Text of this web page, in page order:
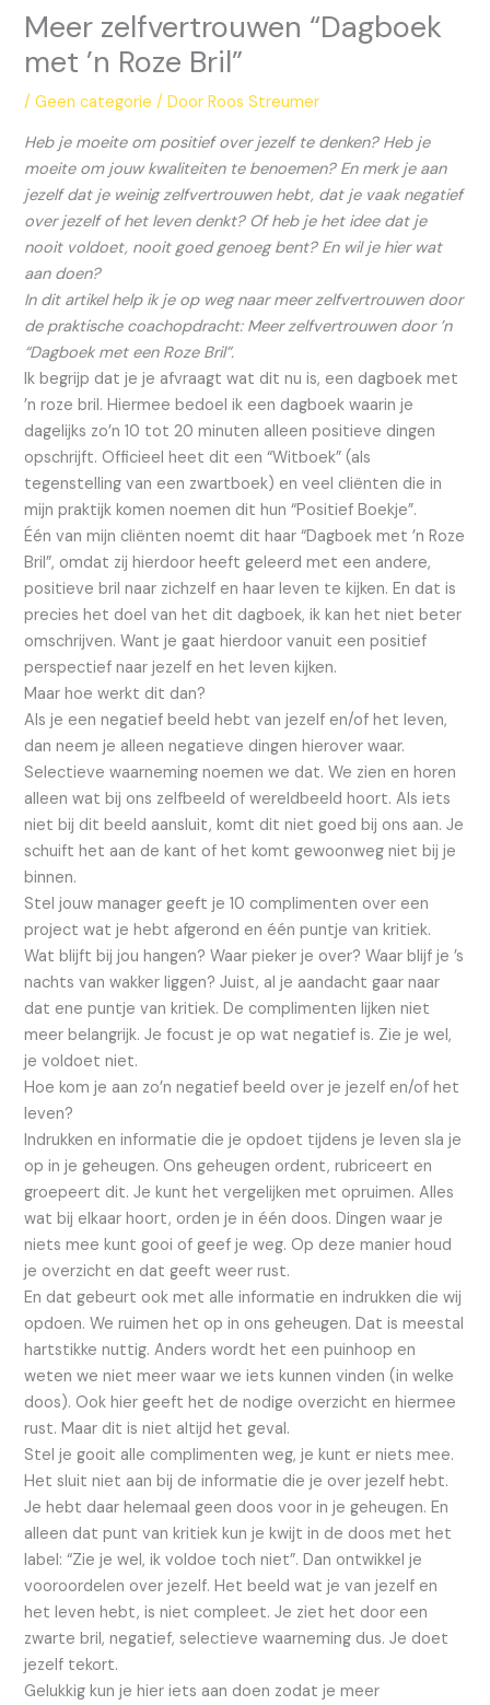
Meer zelfvertrouwen “Dagboek
met ’n Roze Bril”
/Geen categorie / DoorRoos Streumer
Heb je moeite om positief over jezelf te denken? Heb je
moeite om jouw kwaliteiten te benoemen? En merk je aan
jezelf dat je weinig zelfvertrouwen hebt, dat je vaak negatief
over jezelf of het leven denkt? Of heb je het idee dat je
nooit voldoet, nooit goed genoeg bent? En wil je hier wat
aan doen?
In dit artikel help ik je op weg naar meer zelfvertrouwen door
de praktische coachopdracht: Meer zelfvertrouwen door ’n
“Dagboek met een Roze Bril”.
Ik begrijp dat je je afvraagt wat dit nu is, een dagboek met
’n roze bril. Hiermee bedoel ik een dagboek waarin je
dagelijks zo’n 10 tot 20 minuten alleen positieve dingen
opschrijft. Officieel heet dit een “Witboek” (als
tegenstelling van een zwartboek) en veel cliënten die in
mijn praktijk komen noemen dit hun “Positief Boekje”.
Één van mijn cliënten noemt dit haar “Dagboek met ’n Roze
Bril”, omdat zij hierdoor heeft geleerd met een andere,
positieve bril naar zichzelf en haar leven te kijken. En dat is
precies het doel van het dit dagboek, ik kan het niet beter
omschrijven. Want je gaat hierdoor vanuit een positief
perspectief naar jezelf en het leven kijken.
Maar hoe werkt dit dan?
Als je een negatief beeld hebt van jezelf en/of het leven,
dan neem je alleen negatieve dingen hierover waar.
Selectieve waarneming noemen we dat. We zien en horen
alleen wat bij ons zelfbeeld of wereldbeeld hoort. Als iets
niet bij dit beeld aansluit, komt dit niet goed bij ons aan. Je
schuift het aan de kant of het komt gewoonweg niet bij je
binnen.
Stel jouw manager geeft je 10 complimenten over een
project wat je hebt afgerond en één puntje van kritiek.
Wat blijft bij jou hangen? Waar pieker je over? Waar blijf je ’s
nachts van wakker liggen? Juist, al je aandacht gaar naar
dat ene puntje van kritiek. De complimenten lijken niet
meer belangrijk. Je focust je op wat negatief is. Zie je wel,
je voldoet niet.
Hoe kom je aan zo’n negatief beeld over je jezelf en/of het
leven?
Indrukken en informatie die je opdoet tijdens je leven sla je
op in je geheugen. Ons geheugen ordent, rubriceert en
groepeert dit. Je kunt het vergelijken met opruimen. Alles
wat bij elkaar hoort, orden je in één doos. Dingen waar je
niets mee kunt gooi of geef je weg. Op deze manier houd
je overzicht en dat geeft weer rust.
En dat gebeurt ook met alle informatie en indrukken die wij
opdoen. We ruimen het op in ons geheugen. Dat is meestal
hartstikke nuttig. Anders wordt het een puinhoop en
weten we niet meer waar we iets kunnen vinden (in welke
doos). Ook hier geeft het de nodige overzicht en hiermee
rust. Maar dit is niet altijd het geval.
Stel je gooit alle complimenten weg, je kunt er niets mee.
Het sluit niet aan bij de informatie die je over jezelf hebt.
Je hebt daar helemaal geen doos voor in je geheugen. En
alleen dat punt van kritiek kun je kwijt in de doos met het
label: “Zie je wel, ik voldoe toch niet”. Dan ontwikkel je
vooroordelen over jezelf. Het beeld wat je van jezelf en
het leven hebt, is niet compleet. Je ziet het door een
zwarte bril, negatief, selectieve waarneming dus. Je doet
jezelf tekort.
Gelukkig kun je hier iets aan doen zodat je meer